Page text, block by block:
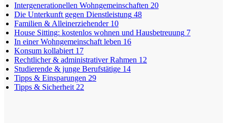
Intergenerationellen Wohngemeinschaften 20
Die Unterkunft gegen Dienstleistung 48
Familien & Alleinerziehender 10
House Sitting: kostenlos wohnen und Hausbetreuung 7
In einer Wohngemeinschaft leben 16
Konsum kollabiert 17
Rechtlicher & administrativer Rahmen 12
Studierende & junge Berufstätige 14
Tipps & Einsparungen 29
Tipps & Sicherheit 22